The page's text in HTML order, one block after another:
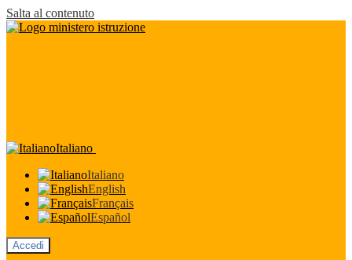
Salta al contenuto
Italiano
Italiano
English
Français
Español
Accedi